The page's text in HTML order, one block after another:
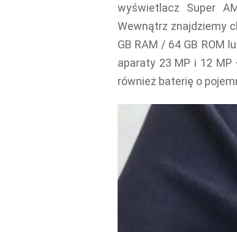
wyświetlacz Super
Wewnątrz znajdziemy
GB RAM / 64 GB ROM
aparaty 23 MP i 12 MP
również baterię o